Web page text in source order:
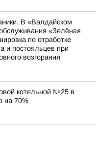
В «Валдайском
«Зелёная
по отработке
и постояльцев при
возгорания
котельной №25 в
на 70%